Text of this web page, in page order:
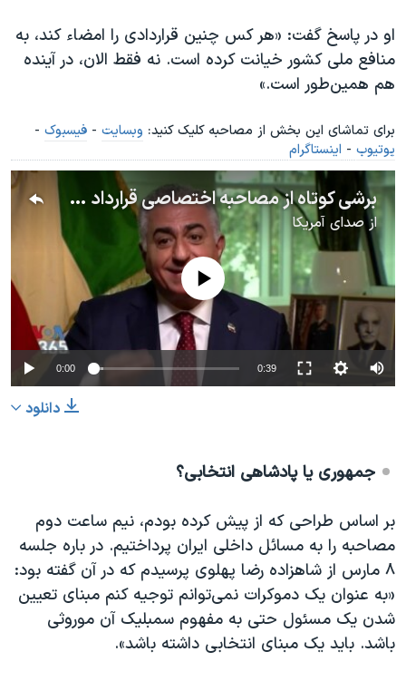
او در پاسخ گفت: «هر کس چنین قراردادی را امضاء کند، به
منافع ملی کشور خیانت کرده است. نه فقط الان، در آینده
هم همین‌طور است.»
برای تماشای این بخش از مصاحبه کلیک کنید: وبسایت - فیسبوک -
یوتیوب - اینستاگرام
برشی کوتاه از مصاحبه اختصاصی قرارداد میان جمهوری اسلامی و چین از نظر شاهزاده رضا پهلوی
ازصدای آمریکا
No media source currently available
0:00 0:39
دانلود
جمهوری یا پادشاهی انتخابی؟
بر اساس طراحی که از پیش کرده بودم، نیم ساعت دوم
مصاحبه را به مسائل داخلی ایران پرداختیم. در باره جلسه
۸ مارس از شاهزاده رضا پهلوی پرسیدم که در آن گفته بود:
«به عنوان یک دموکرات نمی‌توانم توجیه کنم مبنای تعیین
شدن یک مسئول حتی به مفهوم سمبلیک آن‌ موروثی
باشد. باید یک مبنای انتخابی داشته باشد».